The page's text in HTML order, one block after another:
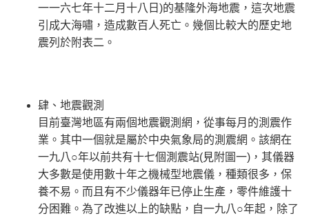
一一六七年十二月十八日)的基隆外海地震，這次地震
引成大海嘯，造成數百人死亡。幾個比較大的歷史地
震列於附表二。
肆、地震觀測
目前臺灣地區有兩個地震觀測網，從事每月的測震作
業。其中一個就是屬於中央氣象局的測震網。該網在
一九八○年以前共有十七個測震站(見附圖一)，其儀器
大多數是使用數十年之機械型地震儀，種類很多，保
養不易。而且有不少儀器年已停止生產，零件維護十
分困難。為了改進以上的缺點，自一九八○年起，除了